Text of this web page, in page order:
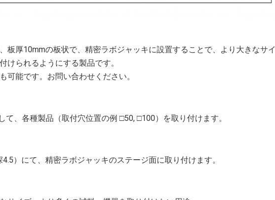
板厚10mmの板状で、精密ラボジャッキに設置することで、より大きなサイ
けられるようにする製品です。
可能です。お問い合わせください。
て、各種製品（取付穴位置の例 □50, □100）を取り付けます。
）にて、精密ラボジャッキのステージ面に取り付けます。